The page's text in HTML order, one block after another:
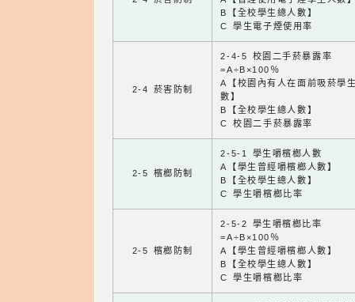
B【全校學生總人數】
C 學生電子煙使用率
2-4 菸害防制
2-4-5 校園二手菸暴露率
=A÷B×100％
A【校園內有人在面前吸菸學
數】
B【全校學生總人數】
C 校園二手菸暴露率
2-5 檳榔防制
2-5-1 學生嚼檳榔人數
A【學生曾經嚼檳榔人數】
B【全校學生總人數】
C 學生嚼檳榔比率
2-5 檳榔防制
2-5-2 學生嚼檳榔比率
=A÷B×100％
A【學生曾經嚼檳榔人數】
B【全校學生總人數】
C 學生嚼檳榔比率